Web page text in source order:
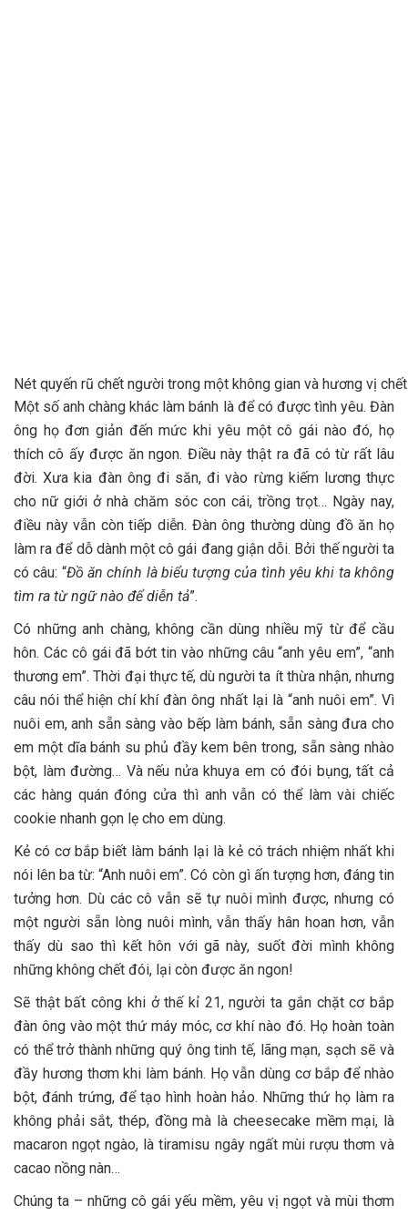
Nét quyến rũ chết người trong một không gian và hương vị
Một số anh chàng khác làm bánh là để có được tình yêu. Đàn
ông họ đơn giản đến mức khi yêu một cô gái nào đó, họ
thích cô ấy được ăn ngon. Điều này thật ra đã có từ rất lâu
đời. Xưa kia đàn ông đi săn, đi vào rừng kiếm lương thực
cho nữ giới ở nhà chăm sóc con cái, trồng trọt… Ngày nay,
điều này vẫn còn tiếp diễn. Đàn ông thường dùng đồ ăn họ
làm ra để dỗ dành một cô gái đang giận dỗi. Bởi thế người ta
có câu: “Đồ ăn chính là biểu tượng của tình yêu khi ta không
tìm ra từ ngữ nào để diễn tả”.
Có những anh chàng, không cần dùng nhiều mỹ từ để cầu
hôn. Các cô gái đã bớt tin vào những câu “anh yêu em”, “anh
thương em”. Thời đại thực tế, dù người ta ít thừa nhận, nhưng
câu nói thể hiện chí khí đàn ông nhất lại là “anh nuôi em”. Vì
nuôi em, anh sẵn sàng vào bếp làm bánh, sẵn sàng đưa cho
em một dĩa bánh su phủ đầy kem bên trong, sẵn sàng nhào
bột, làm đường… Và nếu nửa khuya em có đói bụng, tất cả
các hàng quán đóng cửa thì anh vẫn có thể làm vài chiếc
cookie nhanh gọn lẹ cho em dùng.
Kẻ có cơ bắp biết làm bánh lại là kẻ có trách nhiệm nhất khi
nói lên ba từ: “Anh nuôi em”. Có còn gì ấn tượng hơn, đáng tin
tưởng hơn. Dù các cô vẫn sẽ tự nuôi mình được, nhưng có
một người sẵn lòng nuôi mình, vẫn thấy hân hoan hơn, vẫn
thấy dù sao thì kết hôn với gã này, suốt đời mình không
những không chết đói, lại còn được ăn ngon!
Sẽ thật bất công khi ở thế kỉ 21, người ta gắn chặt cơ bắp
đàn ông vào một thứ máy móc, cơ khí nào đó. Họ hoàn toàn
có thể trở thành những quý ông tinh tế, lãng mạn, sạch sẽ và
đầy hương thơm khi làm bánh. Họ vẫn dùng cơ bắp để nhào
bột, đánh trứng, để tạo hình hoàn hảo. Những thứ họ làm ra
không phải sắt, thép, đồng mà là cheesecake mềm mại, là
macaron ngọt ngào, là tiramisu ngây ngất mùi rượu thơm và
cacao nồng nàn…
Chúng ta – những cô gái yếu mềm, yêu vị ngọt và mùi thơm